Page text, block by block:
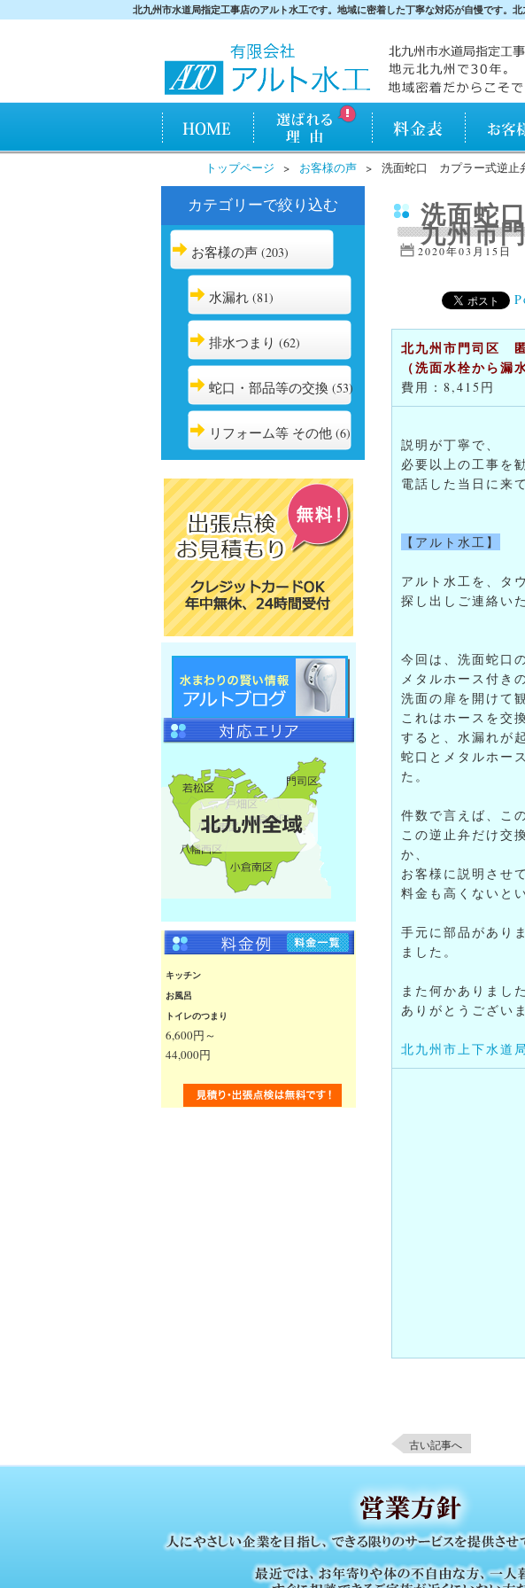
北九州市水道局指定工事店のアルト水工です。地域に密着した丁寧な対応が自慢です。
アルト水工が選ばれ
る理由
料金表 お客様の
トップページ お客様の声 洗面蛇口 カプラー式逆
カテゴリーで絞り込む
お客様の声 (203)
水漏れ (81)
排水つまり (62)
蛇口・部品等の交換 (53)
リフォーム等 その他 (6)
キッチン
お風呂
トイレのつまり
6,600円～
44,000円
洗面蛇
九州市
2020年03月15日
北九州市門司区
（洗面水栓から
費用：8,415円
説明が丁寧で、
必要以上の工事を
電話した当日に来
【アルト水工】
アルト水工を、タ
探し出しご連絡い
今回は、洗面蛇口
メタルホース付き
洗面の扉を開けて
これはホースを交
すると、水漏れが
蛇口とメタルホー
た。
件数で言えば、こ
この逆止弁だけ交
か、
お客様に説明させ
料金も高くないと
手元に部品があり
ました。
また何かありまし
ありがとうござい
北九州市上下水道
古い記事へ